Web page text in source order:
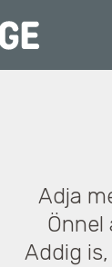
Adja
Addig is,